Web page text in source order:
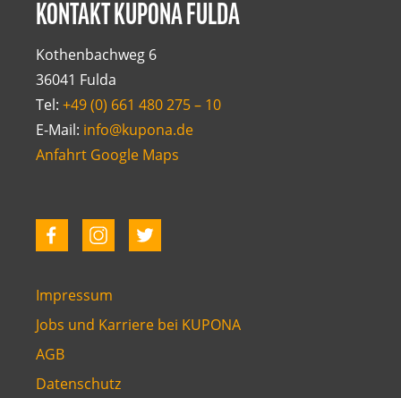
KONTAKT KUPONA FULDA
Kothenbachweg 6
36041 Fulda
Tel: +49 (0) 661 480 275 – 10
E-Mail: info@kupona.de
Anfahrt Google Maps
Impressum
Jobs und Karriere bei KUPONA
AGB
Datenschutz